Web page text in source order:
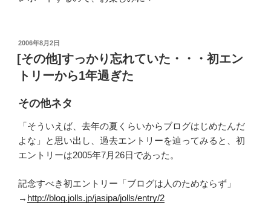
投
稿
日:
2006年8月2日
[その他]すっかり忘れていた・・・初エン
トリーから1年過ぎた
その他ネタ
「そういえば、去年の夏くらいからブログはじめたんだ
よな」と思い出し、過去エントリーを辿ってみると、初
エントリーは2005年7月26日であった。
記念すべき初エントリー「ブログは人のためならず」
→ http://blog.jolls.jp/jasipa/jolls/entry/2